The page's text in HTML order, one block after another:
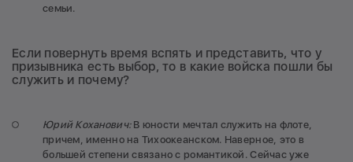
семьи.
Если повернуть время вспять и представить, что у
призывника есть выбор, то в какие войска пошли бы
служить и почему?
Юрий Коханович:В юности мечтал служить на флоте,
причем, именно на Тихоокеанском. Наверное, это в
большей степени связано с романтикой. Сейчас уже